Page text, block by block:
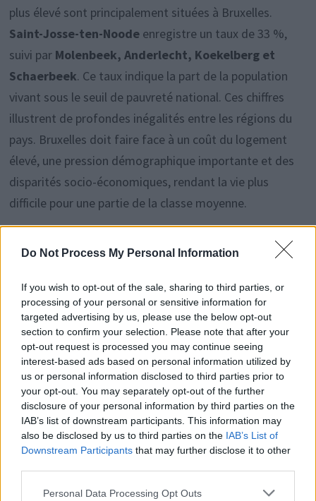
Do Not Process My Personal Information
If you wish to opt-out of the sale, sharing to third parties, or
processing of your personal or sensitive information for
targeted advertising by us, please use the below opt-out
section to confirm your selection. Please note that after your
opt-out request is processed you may continue seeing
interest-based ads based on personal information utilized by
us or personal information disclosed to third parties prior to
your opt-out. You may separately opt-out of the further
disclosure of your personal information by third parties on the
IAB’s list of downstream participants. This information may
also be disclosed by us to third parties on the IAB’s List of
Downstream Participants that may further disclose it to other
Personal Data Processing Opt Outs
plus élevé sont principalement situées à Bruxelles.
Saint-Josse-ten-Noodeenregistre un taux de 33 %,
suivi par Molenbeek, Anderlecht, Koekelberg et
Schaerbeek. Ce taux indique la part de la population
vivant sous le seuil de pauvreté national. Ces chiffres
illustrent de profondes inégalités entre les régions du
pays. Bruxelles doit faire face à un coût du logement
élevé, une pression démographique importante et des
disparités socio-économiques, rendant la vie plus
difficile pour une partie de la classe moyenne.
Les revenus faibles en Wallonie et à
Les communes avec les revenus médians les plus faibles
se trouvent principalement en région bruxelloise et en
Wallonie.Saint-Josse-ten-Noode affiche le revenu
médian le plus bas du pays, à seulement 20 815 euros.
Parmi d’autres, on trouveFarciennes, Charleroi, Liège
et Dison. Ces territoires font face à des difficultés
structurelles telles que un chômage élevé, peu
d’opportunités locales et une forte dépendance aux